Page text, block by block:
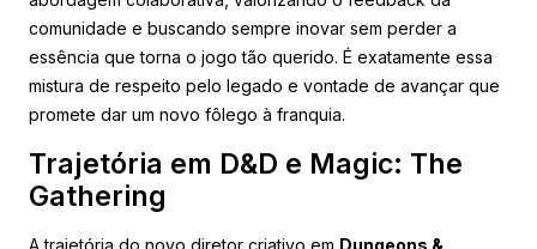
comunidade e buscando sempre inovar sem perder a
essência que torna o jogo tão querido. É exatamente essa
mistura de respeito pelo legado e vontade de avançar que
promete dar um novo fôlego à franquia.
Trajetória em D&D e Magic: The
Gathering
A trajetória do novo diretor criativo em Dungeons &